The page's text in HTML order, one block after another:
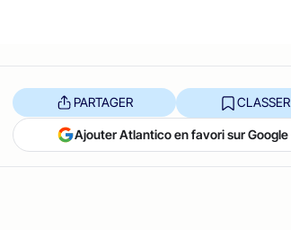
PARTAGER CLASSER
Ajouter Atlantico en favori sur Google